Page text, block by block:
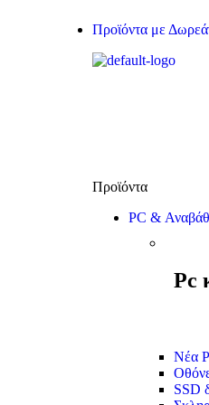
Προϊόντα με
PC &
Pc
Νέα
SSD